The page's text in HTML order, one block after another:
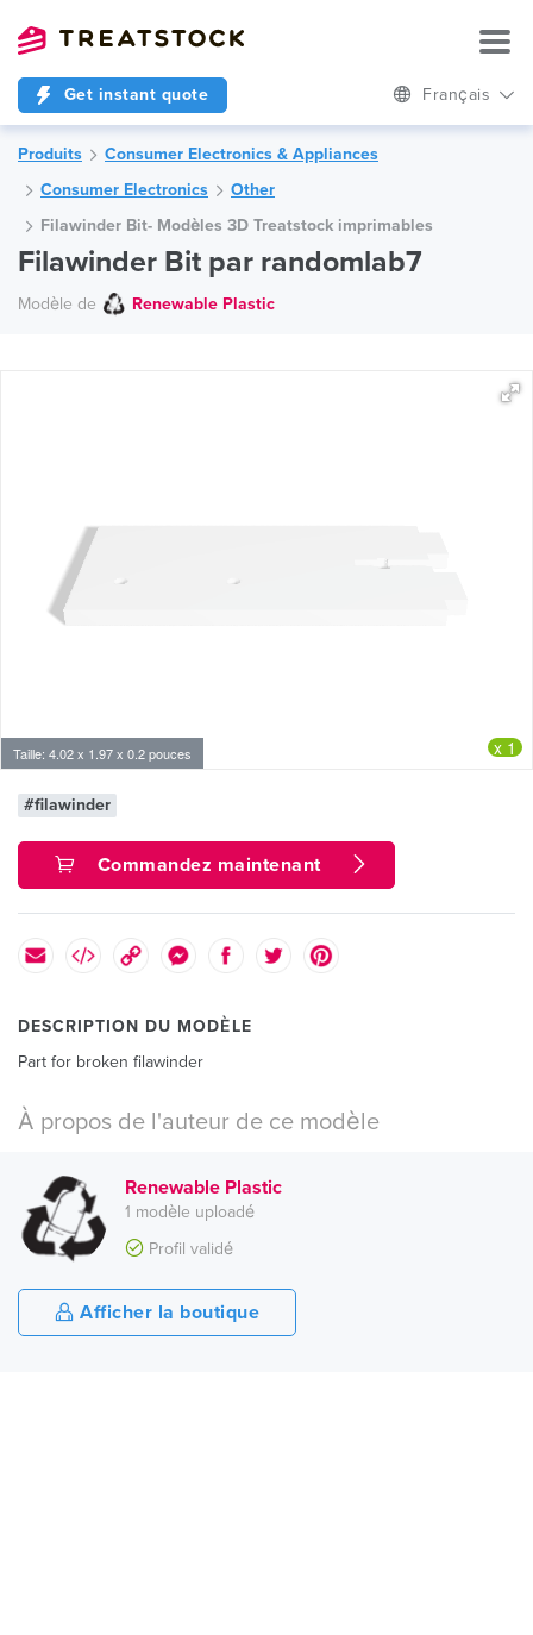
Get instant quote Français
Produits
Consumer Electronics & Appliances
Consumer Electronics
Other
Filawinder Bit- Modèles 3D Treatstock imprimables
Filawinder Bit par randomlab7
Modèle de Renewable Plastic
Taille: 4.02 x 1.97 x 0.2 pouces x 1
#filawinder
Commandez maintenant
DESCRIPTION DU MODÈLE
Part for broken filawinder
À propos de l'auteur de ce modèle
Renewable Plastic
1 modèle uploadé
Profil validé
Afficher la boutique